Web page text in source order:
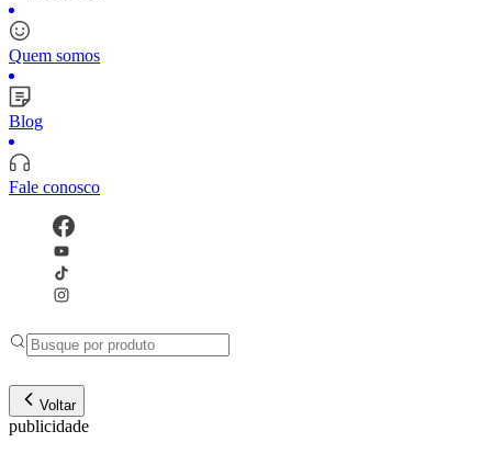
Quem somos
Blog
Fale conosco
Voltar
publicidade